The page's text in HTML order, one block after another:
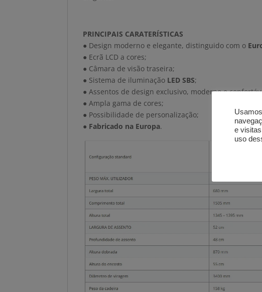
PRINCIPAIS CARATERÍSTICAS
● Design moderno e elegante, distinguido com o
● Ecrã LCD a cores;
● Câmara de visão traseira;
● Sistema de iluminação LED SBS;
● Assentos de design exclusivo, moderno e
● Ampla gama de cores;
● Possibilidade de personalização;
● Fabricado na Europa.
e
uso